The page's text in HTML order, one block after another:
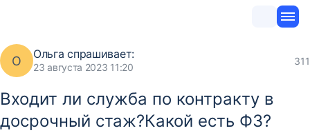
О Ольга спрашивает:
23 августа 2023 11:20
311
Входит ли служба по контракту в
досрочный стаж?Какой есть ФЗ?